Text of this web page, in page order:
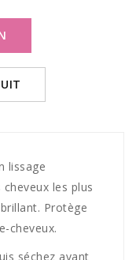
lissage
les plus
Protège
cheveux.
séchez avant